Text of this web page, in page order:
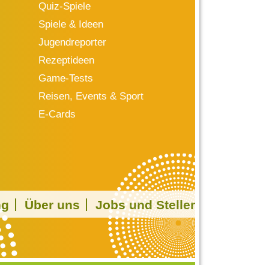
Quiz-Spiele
Spiele & Ideen
Jugendreporter
Rezeptideen
Game-Tests
Reisen, Events & Sport
E-Cards
Über uns Jobs und Stellen